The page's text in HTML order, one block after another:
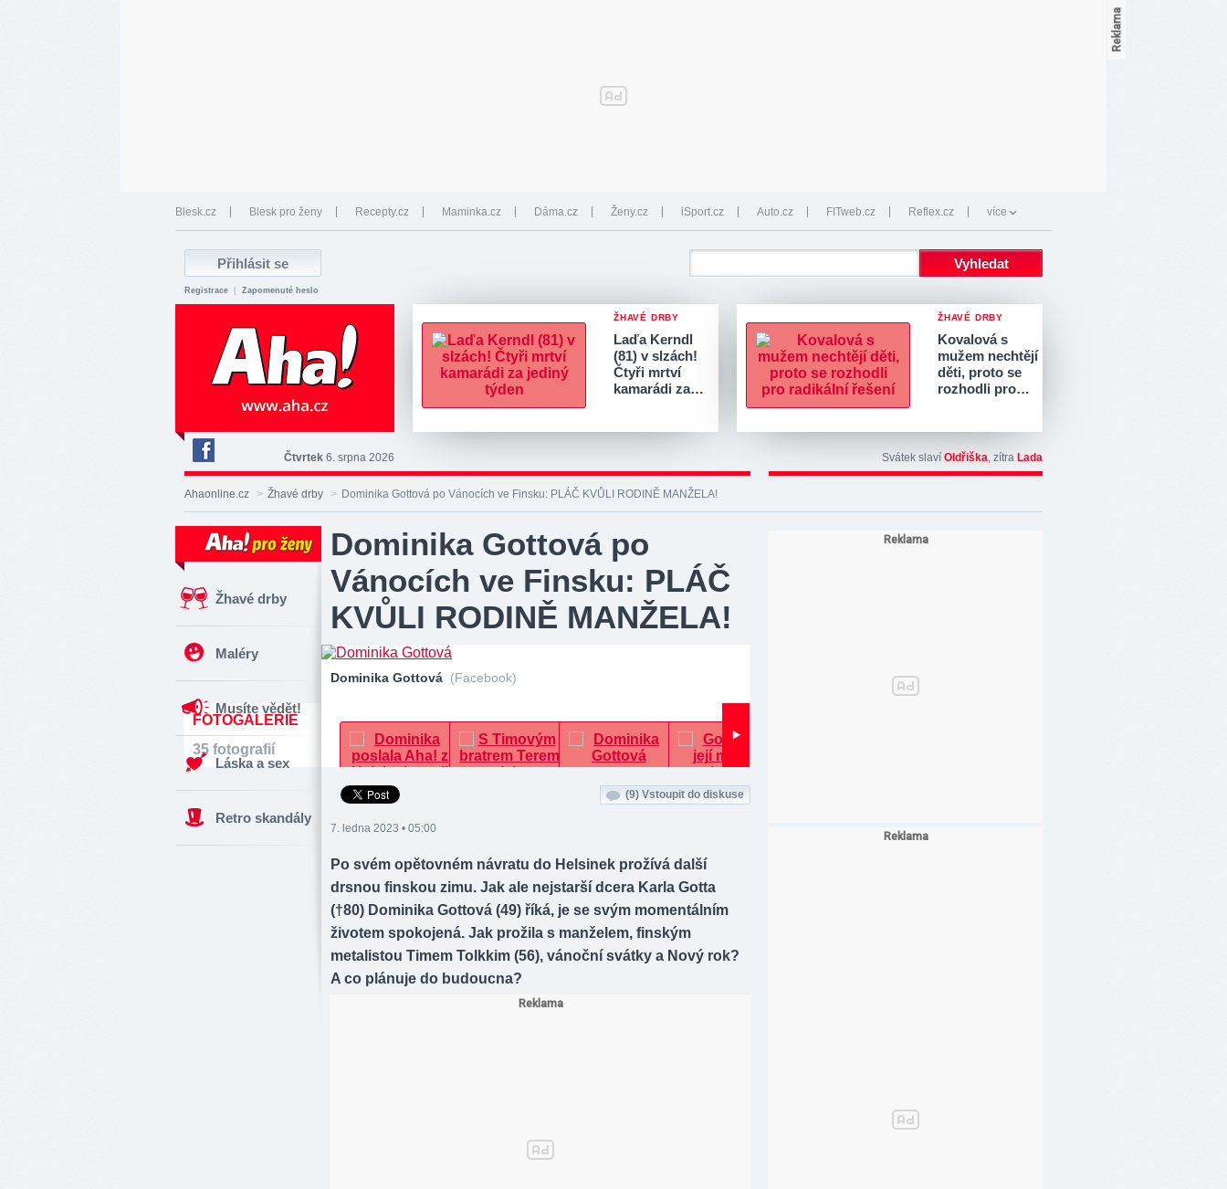
Blesk.cz Blesk pro ženy Recepty.cz Maminka.cz Dáma.cz Ženy.cz iSport.cz Auto.cz FITweb.cz Reflex.cz více
Registrace Zapomenuté heslo
ŽHAVÉ DRBY
Laďa Kerndl
(81) v slzách!
Čtyři mrtví
kamarádi za…
ŽHAVÉ DRBY
Kovalová s
mužem nechtějí
děti, proto se
rozhodli pro…
Deník
Aha!
na
Čtvrtek 6. srpna 2026 Svátek slaví Oldřiška, zítra Lada
Ahaonline.cz > Žhavé drby > Dominika Gottová po Vánocích ve Finsku: PLÁČ KVŮLI RODINĚ MANŽELA!
Žhavé drby
Maléry
Musíte vědět!
Láska a sex
Retro skandály
Dominika Gottová po
Vánocích ve Finsku: PLÁČ
KVŮLI RODINĚ MANŽELA!
Dominika Gottová (Facebook)
FOTOGALERIE
35 fotografií
(9) Vstoupit do diskuse
7. ledna 2023 • 05:00
Po svém opětovném návratu do Helsinek prožívá další
drsnou finskou zimu. Jak ale nejstarší dcera Karla Gotta
(†80) Dominika Gottová (49) říká, je se svým momentálním
životem spokojená. Jak prožila s manželem, finským
metalistou Timem Tolkkim (56), vánoční svátky a Nový rok?
A co plánuje do budoucna?